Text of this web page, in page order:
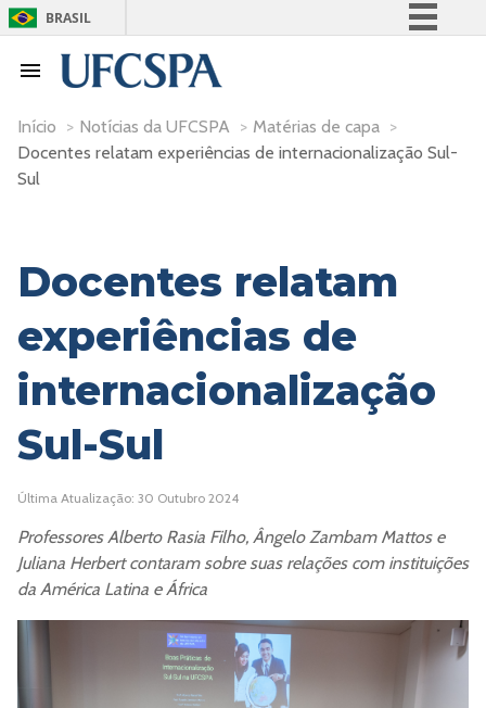
BRASIL
Participe
Acesso à informação
Início > Notícias da UFCSPA > Matérias de capa >
Docentes relatam experiências de internacionalização Sul-
Sul
Docentes relatam
experiências de
internacionalização
Sul-Sul
Última Atualização: 30 Outubro 2024
Professores Alberto Rasia Filho, Ângelo Zambam Mattos e
Juliana Herbert contaram sobre suas relações com instituições
da América Latina e África